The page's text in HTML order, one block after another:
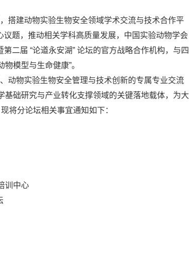
建动物实验生物安全领域学术交流与技术合作平
题，推动相关学科高质量发展，中国实验动物学会
二届 “论道永安湖” 论坛的官方战略合作机构，与四
模型与生命健康”。
物实验生物安全管理与技术创新的专属专业交流
基础研究与产业转化支撑领域的关键落地载体，为大
将分论坛相关事宜通知如下：
训中心